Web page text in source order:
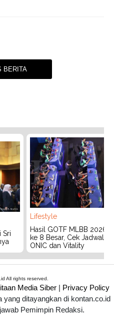
BERITA
Sri
Lifestyle
Hasil GOTF MLBB 2026:
ke 8 Besar, Cek Jadwal
ONIC dan Vitality
All rights reserved.
Media Siber | Privacy Policy
yang ditayangkan di kontan.co.id
Pemimpin Redaksi.